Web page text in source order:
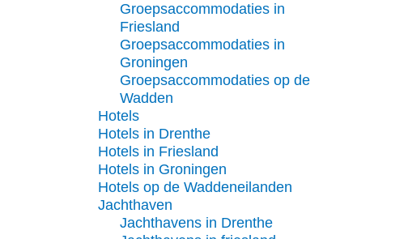
Groepsaccommodaties in
Friesland
Groepsaccommodaties in
Groningen
Groepsaccommodaties op de
Wadden
Hotels
Hotels in Drenthe
Hotels in Friesland
Hotels in Groningen
Hotels op de Waddeneilanden
Jachthaven
Jachthavens in Drenthe